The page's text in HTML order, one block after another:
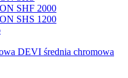
SHF 2000
SHS 1200
DEVI średnia chromowa